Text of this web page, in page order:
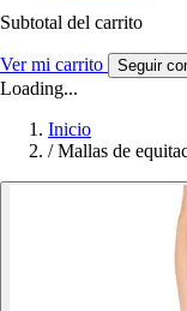
Subtotal del carrito
Ver mi carrito Seguir
Loading...
Inicio
/ Mallas de